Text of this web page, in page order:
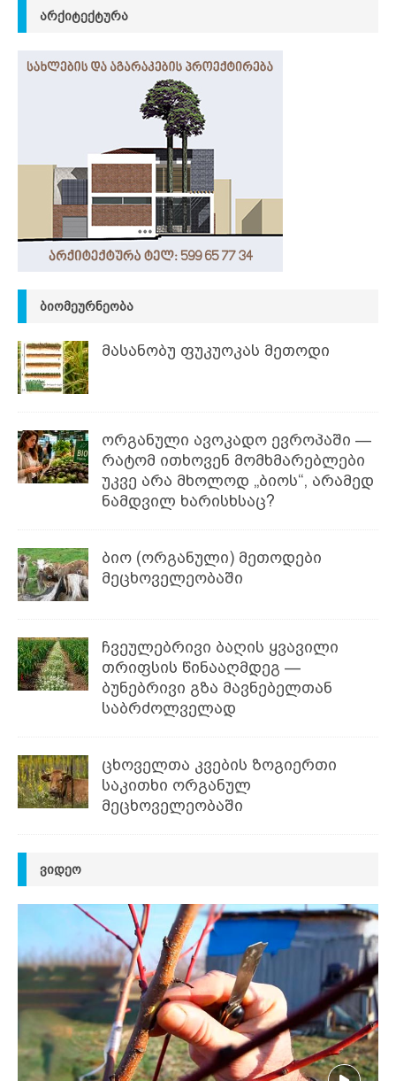
ᲐᲠᲥᲘᲢᲔᲥᲢᲣᲠᲐ
ᲑᲘᲝᲛᲔᲣᲠᲜᲔᲝᲑᲐ
მასანობუ ფუკუოკას მეთოდი
ორგანული ავოკადო ევროპაში —
რატომ ითხოვენ მომხმარებლები
უკვე არა მხოლოდ „ბიოს“, არამედ
ნამდვილ ხარისხსაც?
ბიო (ორგანული) მეთოდები
მეცხოველეობაში
ჩვეულებრივი ბაღის ყვავილი
თრიფსის წინააღმდეგ —
ბუნებრივი გზა მავნებელთან
საბრძოლველად
ცხოველთა კვების ზოგიერთი
საკითხი ორგანულ
მეცხოველეობაში
ᲕᲘᲓᲔᲝ